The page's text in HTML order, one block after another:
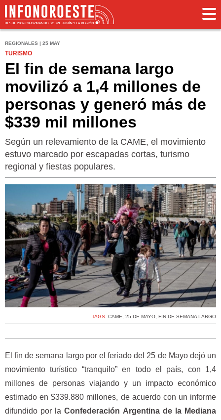
REGIONALES | 25 MAY
TURISMO
El fin de semana largo
movilizó a 1,4 millones de
personas y generó más de
$339 mil millones
Según un relevamiento de la CAME, el movimiento
estuvo marcado por escapadas cortas, turismo
regional y fiestas populares.
TAGS: CAME, 25 DE MAYO, FIN DE SEMANA LARGO
El fin de semana largo por el feriado del 25 de Mayo dejó un
movimiento turístico “tranquilo” en todo el país, con 1,4
millones de personas viajando y un impacto económico
estimado en $339.880 millones, de acuerdo con un informe
difundido por laConfederación Argentina de la Mediana